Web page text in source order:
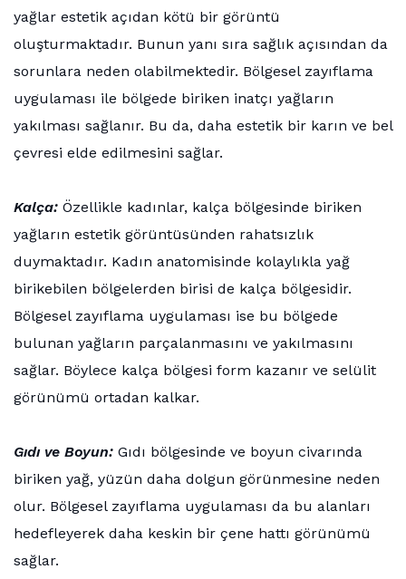
yağlar estetik açıdan kötü bir görüntü
oluşturmaktadır. Bunun yanı sıra sağlık açısından da
sorunlara neden olabilmektedir. Bölgesel zayıflama
uygulaması ile bölgede biriken inatçı yağların
yakılması sağlanır. Bu da, daha estetik bir karın ve bel
çevresi elde edilmesini sağlar.
Kalça: Özellikle kadınlar, kalça bölgesinde biriken
yağların estetik görüntüsünden rahatsızlık
duymaktadır. Kadın anatomisinde kolaylıkla yağ
birikebilen bölgelerden birisi de kalça bölgesidir.
Bölgesel zayıflama uygulaması ise bu bölgede
bulunan yağların parçalanmasını ve yakılmasını
sağlar. Böylece kalça bölgesi form kazanır ve selülit
görünümü ortadan kalkar.
Gıdı ve Boyun: Gıdı bölgesinde ve boyun civarında
biriken yağ, yüzün daha dolgun görünmesine neden
olur. Bölgesel zayıflama uygulaması da bu alanları
hedefleyerek daha keskin bir çene hattı görünümü
sağlar.